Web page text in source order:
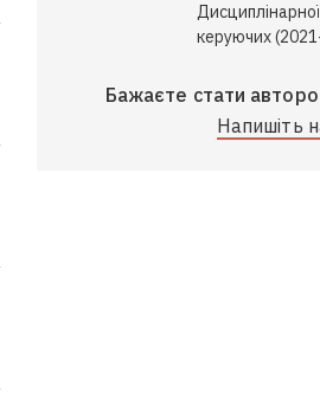
керуючих
Бажаєте стати
Напишіть